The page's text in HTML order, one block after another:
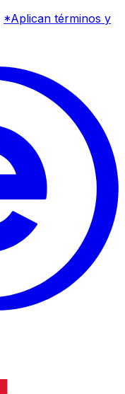
*Aplican términos y